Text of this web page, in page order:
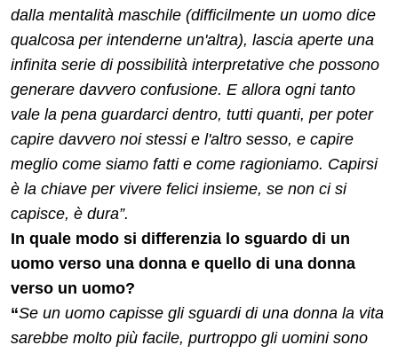
dalla mentalità maschile (difficilmente un uomo dice
qualcosa per intenderne un'altra), lascia aperte una
infinita serie di possibilità interpretative che possono
generare davvero confusione. E allora ogni tanto
vale la pena guardarci dentro, tutti quanti, per poter
capire davvero noi stessi e l'altro sesso, e capire
meglio come siamo fatti e come ragioniamo. Capirsi
è la chiave per vivere felici insieme, se non ci si
capisce, è dura”.
In quale modo si differenzia lo sguardo di un
uomo verso una donna e quello di una donna
verso un uomo?
“Se un uomo capisse gli sguardi di una donna la vita
sarebbe molto più facile, purtroppo gli uomini sono